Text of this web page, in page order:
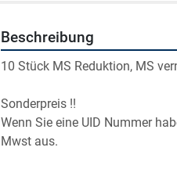
Beschreibung
10 Stück MS Reduktion, MS
Sonderpreis !!
Wenn Sie eine UID Nummer
Mwst aus.